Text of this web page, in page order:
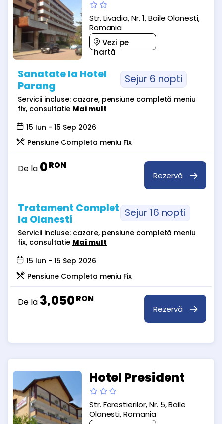
Str. Livadia, Nr. 1, Baile Olanesti,
Romania
Vezi pe
hartă
Sanatate la Hotel
Parang
Sejur 6 nopti
Servicii incluse: cazare, pensiune completă meniu
fix, consultatie Mai mult
15 Iun - 15 Sep 2026
Pensiune Completa meniu Fix
De la 0RON
Rezervă
Tratament Complet
la Olanesti
Sejur 16 nopti
Servicii incluse: cazare, pensiune completă meniu
fix, consultatie Mai mult
15 Iun - 15 Sep 2026
Pensiune Completa meniu Fix
De la 3,050RON
Rezervă
Hotel President
Str. Forestierilor, Nr. 5, Baile
Olanesti, Romania